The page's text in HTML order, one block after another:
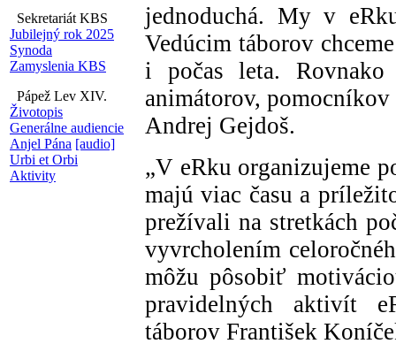
Sekretariát KBS
Jubilejný rok 2025
Synoda
Zamyslenia KBS
Pápež Lev XIV.
Životopis
Generálne audiencie
Anjel Pána [audio]
Urbi et Orbi
Aktivity
jednoduchá. My v
Vedúcim táborov
i počas leta. Rovnako
animátorov, pomocníkov
Andrej Gejdoš.
„V eRku organizujeme
majú viac času a
prežívali na stretkách
vyvrcholením
môžu pôsobiť
pravidelných aktivít
táborov František